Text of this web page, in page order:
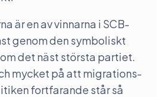
är en av vinnarna i SCB-
genom den symboliskt
det näst största partiet.
mycket på att migrations-
fortfarande står så